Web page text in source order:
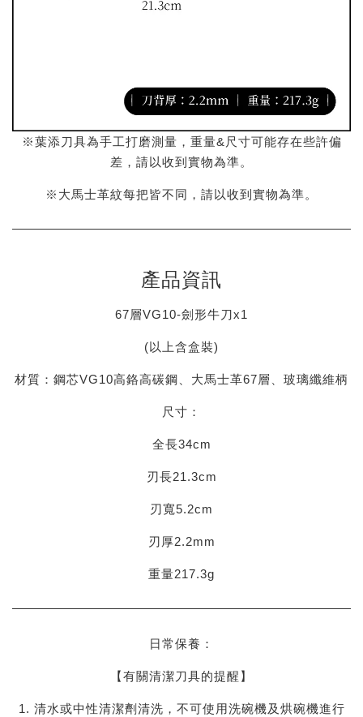
※葉添刀具為手工打磨測量，重量&尺寸可能存在些許偏
差，請以收到實物為準。
※大馬士革紋每把皆不同，請以收到實物為準。
產品資訊
67層VG10-劍形牛刀x1
(以上含盒裝)
材質：鋼芯VG10高鉻高碳鋼、大馬士革67層、玻璃纖維柄
尺寸：
全長34cm
刃長21.3cm
刃寬5.2cm
刃厚2.2mm
重量217.3g
日常保養：
【有關清潔刀具的提醒】
1. 清水或中性清潔劑清洗，不可使用洗碗機及烘碗機進行